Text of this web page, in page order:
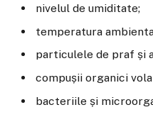
nivelul de umiditate;
temperatura
particulele de praf și
compușii organici
bacteriile și